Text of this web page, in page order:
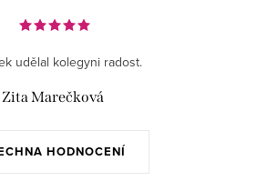
HODNOCENÍ
udělal kolegyni radost.
Zita Marečková